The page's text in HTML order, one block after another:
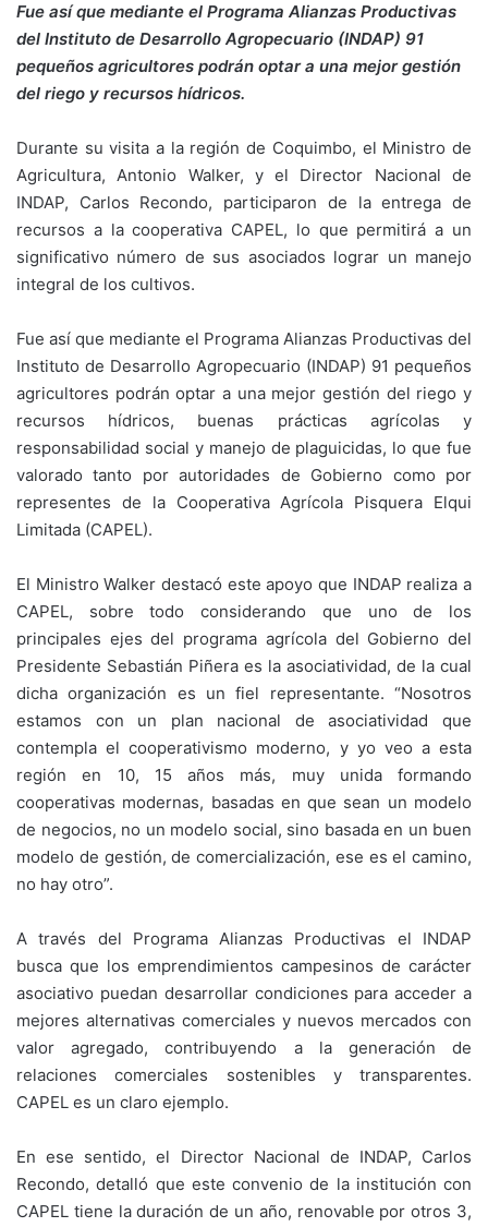
Fue así que mediante el Programa Alianzas Productivas
del Instituto de Desarrollo Agropecuario (INDAP) 91
pequeños agricultores podrán optar a una mejor gestión
del riego y recursos hídricos.
Durante su visita a la región de Coquimbo, el Ministro de
Agricultura, Antonio Walker, y el Director Nacional de
INDAP, Carlos Recondo, participaron de la entrega de
recursos a la cooperativa CAPEL, lo que permitirá a un
significativo número de sus asociados lograr un manejo
integral de los cultivos.
Fue así que mediante el Programa Alianzas Productivas del
Instituto de Desarrollo Agropecuario (INDAP) 91 pequeños
agricultores podrán optar a una mejor gestión del riego y
recursos hídricos, buenas prácticas agrícolas y
responsabilidad social y manejo de plaguicidas, lo que fue
valorado tanto por autoridades de Gobierno como por
representes de la Cooperativa Agrícola Pisquera Elqui
Limitada (CAPEL).
El Ministro Walker destacó este apoyo que INDAP realiza a
CAPEL, sobre todo considerando que uno de los
principales ejes del programa agrícola del Gobierno del
Presidente Sebastián Piñera es la asociatividad, de la cual
dicha organización es un fiel representante. “Nosotros
estamos con un plan nacional de asociatividad que
contempla el cooperativismo moderno, y yo veo a esta
región en 10, 15 años más, muy unida formando
cooperativas modernas, basadas en que sean un modelo
de negocios, no un modelo social, sino basada en un buen
modelo de gestión, de comercialización, ese es el camino,
no hay otro”.
A través del Programa Alianzas Productivas el INDAP
busca que los emprendimientos campesinos de carácter
asociativo puedan desarrollar condiciones para acceder a
mejores alternativas comerciales y nuevos mercados con
valor agregado, contribuyendo a la generación de
relaciones comerciales sostenibles y transparentes.
CAPEL es un claro ejemplo.
En ese sentido, el Director Nacional de INDAP, Carlos
Recondo, detalló que este convenio de la institución con
CAPEL tiene la duración de un año, renovable por otros 3,